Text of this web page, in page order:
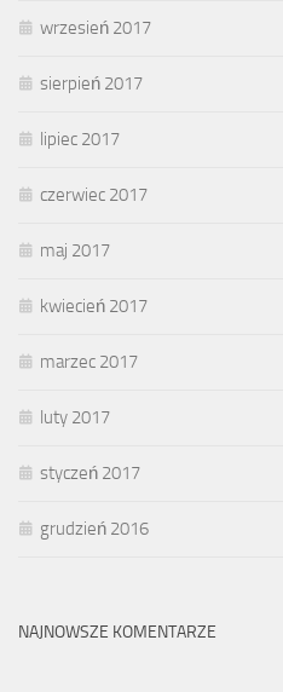
wrzesień 2017
sierpień 2017
lipiec 2017
czerwiec 2017
maj 2017
kwiecień 2017
marzec 2017
luty 2017
styczeń 2017
grudzień 2016
NAJNOWSZE KOMENTARZE